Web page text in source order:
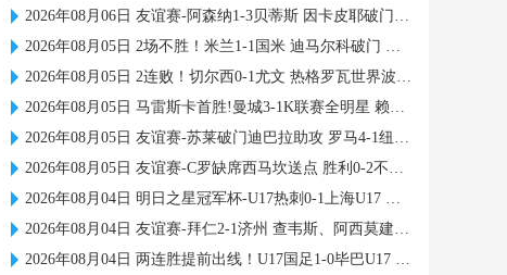
2026年08月06日 友谊赛-阿森纳1-3贝蒂斯 因卡皮耶破门难救主 福纳尔斯1射2传
2026年08月05日 2场不胜！米兰1-1国米 迪马尔科破门 恩昆库造点+点射拉莫斯登场
2026年08月05日 2连败！切尔西0-1尤文 热格罗瓦世界波制胜穆德里克时隔614天复出
2026年08月05日 马雷斯卡首胜!曼城3-1K联赛全明星 赖因德斯努里破门塞梅尼奥助攻
2026年08月05日 友谊赛-苏莱破门迪巴拉助攻 罗马4-1纽波特郡
2026年08月05日 友谊赛-C罗缺席西马坎送点 胜利0-2不敌阿尔梅里亚
2026年08月04日 明日之星冠军杯-U17热刺0-1上海U17 李文博制胜球
2026年08月04日 友谊赛-拜仁2-1济州 查韦斯、阿西莫建功马特乌斯彩虹过人送助攻
2026年08月04日 两连胜提前出线！U17国足1-0毕巴U17 程晟涵连场破门赵松源中楣